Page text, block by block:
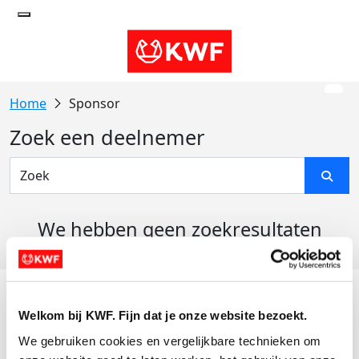
Welkom bij KWF. Fijn dat je onze website bezoekt.
We gebruiken cookies en vergelijkbare technieken om
Sponsor
Zoek een deelnemer
We hebben geen zoekresultaten
Actiematerialen
Evenementen